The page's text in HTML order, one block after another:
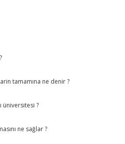
tamamına ne denir ?
üniversitesi ?
ne sağlar ?